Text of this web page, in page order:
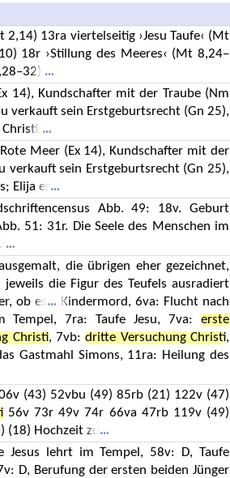
13ra viertelseitig ›Jesu Taufe‹ (Mt
18r ›Stillung des Meeres‹ (Mt 8,24–
14), Kundschafter mit der Traube (Nm
verkauft sein Erstgeburtsrecht (Gn 25),
Meer (Ex 14), Kundschafter mit der
verkauft sein Erstgeburtsrecht (Gn 25),
Elija er
Abb. 49: 18v. Geburt
51: 31r. Die Seele des Menschen im
die übrigen eher gezeichnet,
die Figur des Teufels ausradiert
ob es
Kindermord, 6va: Flucht nach
Tempel, 7ra: Taufe Jesu, 7va: erste
Christi, 7vb:dritte Versuchung Christi,
Gastmahl Simons, 11ra: Heilung des
(43) 52vbu (49) 85rb (21) 122v (47)
56v 73r 49v 74r 66va 47rb 119v (49)
(18) Hochzeit zu
lehrt im Tempel, 58v: D, Taufe
D, Berufung der ersten beiden Jünger